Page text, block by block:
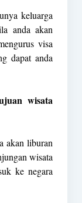
keluarga
anda akan
visa
dapat anda
wisata
akan liburan
wisata
ke negara